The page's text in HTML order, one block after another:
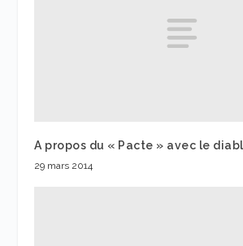
A propos du « Pacte » avec le
29 mars 2014